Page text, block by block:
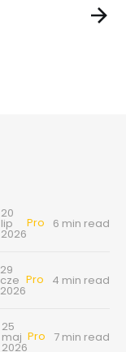
20
lip
2026
Pro 6 min read
29
cze
2026
Pro 4 min read
25
maj
2026
Pro 7 min read